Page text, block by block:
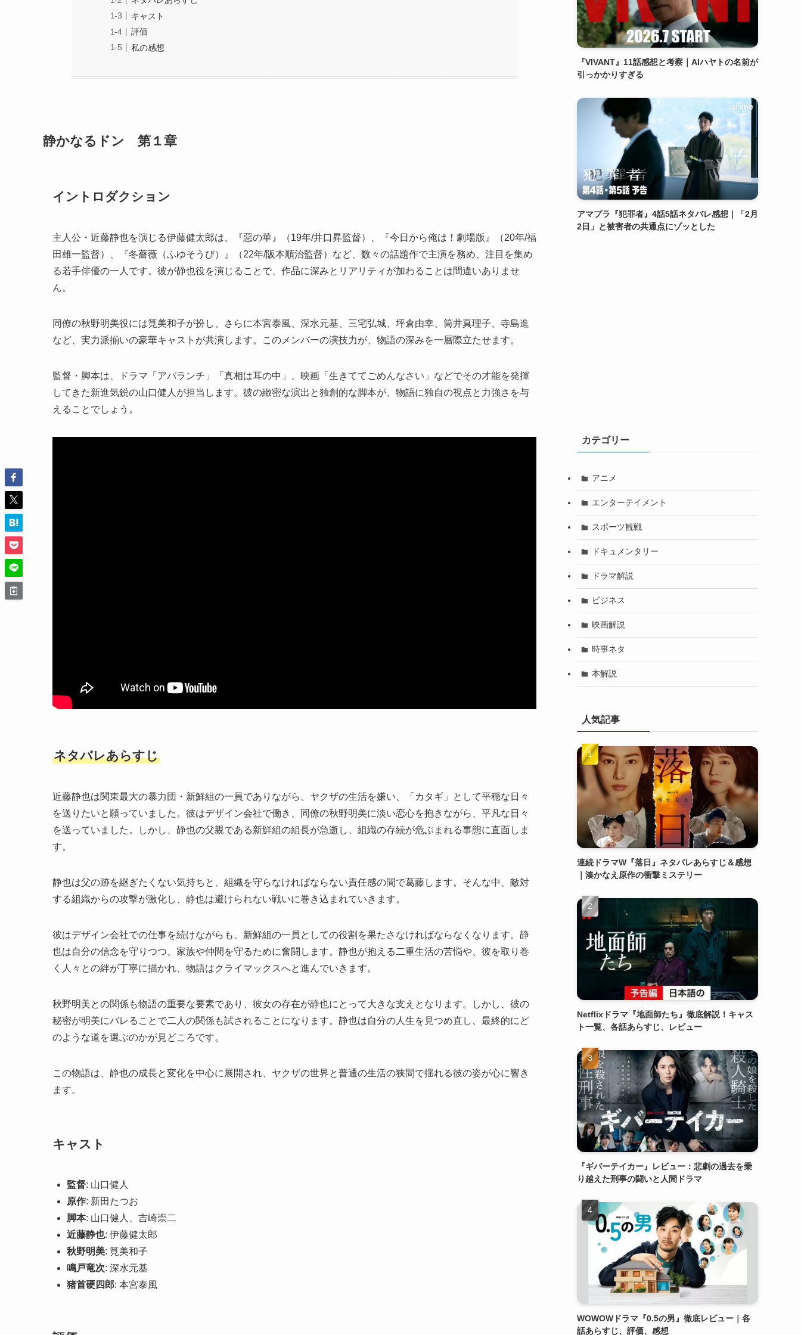
キャスト
評価
私の感想
静かなるドン 第１章
イントロダクション
主人公・近藤静也を演じる伊藤健太郎は、『惡の華』（19年/井口昇監督）、『今日から俺は！劇場版』（20年/福
田雄一監督）、『冬薔薇（ふゆそうび）』（22年/阪本順治監督）など、数々の話題作で主演を務め、注目を集め
る若手俳優の一人です。彼が静也役を演じることで、作品に深みとリアリティが加わることは間違いありませ
ん。
同僚の秋野明美役には筧美和子が扮し、さらに本宮泰風、深水元基、三宅弘城、坪倉由幸、筒井真理子、寺島進
など、実力派揃いの豪華キャストが共演します。このメンバーの演技力が、物語の深みを一層際立たせます。
監督・脚本は、ドラマ「アバランチ」「真相は耳の中」、映画「生きててごめんなさい」などでその才能を発揮
してきた新進気鋭の山口健人が担当します。彼の緻密な演出と独創的な脚本が、物語に独自の視点と力強さを与
えることでしょう。
ネタバレあらすじ
近藤静也は関東最大の暴力団・新鮮組の一員でありながら、ヤクザの生活を嫌い、「カタギ」として平穏な日々
を送りたいと願っていました。彼はデザイン会社で働き、同僚の秋野明美に淡い恋心を抱きながら、平凡な日々
を送っていました。しかし、静也の父親である新鮮組の組長が急逝し、組織の存続が危ぶまれる事態に直面しま
す。
静也は父の跡を継ぎたくない気持ちと、組織を守らなければならない責任感の間で葛藤します。そんな中、敵対
する組織からの攻撃が激化し、静也は避けられない戦いに巻き込まれていきます。
彼はデザイン会社での仕事を続けながらも、新鮮組の一員としての役割を果たさなければならなくなります。静
也は自分の信念を守りつつ、家族や仲間を守るために奮闘します。静也が抱える二重生活の苦悩や、彼を取り巻
く人々との絆が丁寧に描かれ、物語はクライマックスへと進んでいきます。
秋野明美との関係も物語の重要な要素であり、彼女の存在が静也にとって大きな支えとなります。しかし、彼の
秘密が明美にバレることで二人の関係も試されることになります。静也は自分の人生を見つめ直し、最終的にど
のような道を選ぶのかが見どころです。
この物語は、静也の成長と変化を中心に展開され、ヤクザの世界と普通の生活の狭間で揺れる彼の姿が心に響き
ます。
キャスト
監督: 山口健人
原作: 新田たつお
脚本: 山口健人、吉崎崇二
近藤静也: 伊藤健太郎
秋野明美: 筧美和子
鳴戸竜次: 深水元基
猪首硬四郎: 本宮泰風
『VIVANT』11話感想と考察｜AIハヤトの名前が
引っかかりすぎる
アマプラ『犯罪者』4話5話ネタバレ感想｜「2月
2日」と被害者の共通点にゾッとした
カテゴリー
アニメ
エンターテイメント
スポーツ観戦
ドキュメンタリー
ドラマ解説
ビジネス
映画解説
時事ネタ
本解説
人気記事
連続ドラマW『落日』ネタバレあらすじ＆感想
｜湊かなえ原作の衝撃ミステリー
Netflixドラマ『地面師たち』徹底解説！キャス
ト一覧、各話あらすじ、レビュー
『ギバーテイカー』レビュー：悲劇の過去を乗
り越えた刑事の闘いと人間ドラマ
WOWOWドラマ『0.5の男』徹底レビュー｜各
話あらすじ、評価、感想